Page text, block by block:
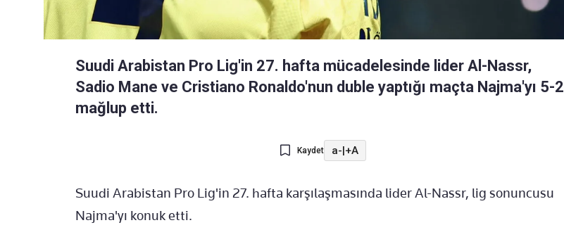
Suudi Arabistan Pro Lig'in 27. hafta mücadelesinde lider Al-Nassr,
Sadio Mane ve Cristiano Ronaldo'nun duble yaptığı maçta Najma'yı 5-2
mağlup etti.
Kaydet a-|+A
Suudi Arabistan Pro Lig'in 27. hafta karşılaşmasında lider Al-Nassr, lig sonuncusu
Najma'yı konuk etti.